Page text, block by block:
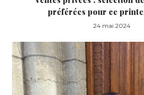
préférées pour ce
24 mai 2024